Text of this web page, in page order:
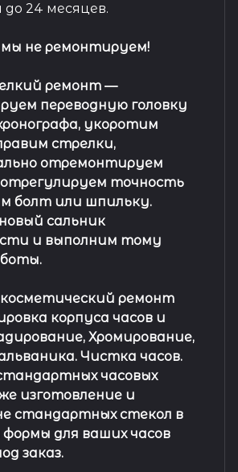
24 месяцев.
не ремонтируем!
ремонт —
переводную головку
укоротим
стрелки,
отремонтируем
точность
болт или шпильку.
сальник
и выполним тому
ремонт
корпуса часов и
Хромирование,
Чистка часов.
часовых
изготовление и
стандартных стекол в
формы для ваших часов
заказ.